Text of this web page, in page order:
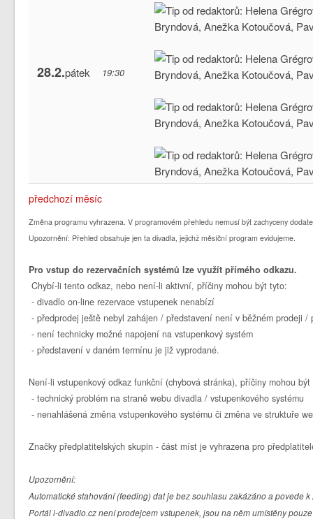
28.2.pátek 19:30
předchozí měsíc
Změna programu vyhrazena. V programovém přehledu nemusí být zachyceny
Upozornění: Přehled obsahuje jen ta divadla, jejichž měsíční program evidujeme.
Pro vstup do rezervačních systémů lze využít přímého odkazu.
Chybí-li tento odkaz, nebo není-li aktivní, příčiny mohou být tyto:
- divadlo on-line rezervace vstupenek nenabízí
- předprodej ještě nebyl zahájen / představení není v běžném prodeji /
- není technicky možné napojení na vstupenkový systém
- představení v daném termínu je již vyprodané.
Není-li vstupenkový odkaz funkční (chybová stránka), příčiny mohou
- technický problém na straně webu divadla / vstupenkového systému
- nenahlášená změna vstupenkového systému či změna ve struktuře
Značky předplatitelských skupin - část míst je vyhrazena pro
Upozornění:
Automatické stahování (feeding) dat je bez souhlasu zakázáno a povede
Portál i-divadlo.cz není prodejcem vstupenek, jsou na něm umístěny